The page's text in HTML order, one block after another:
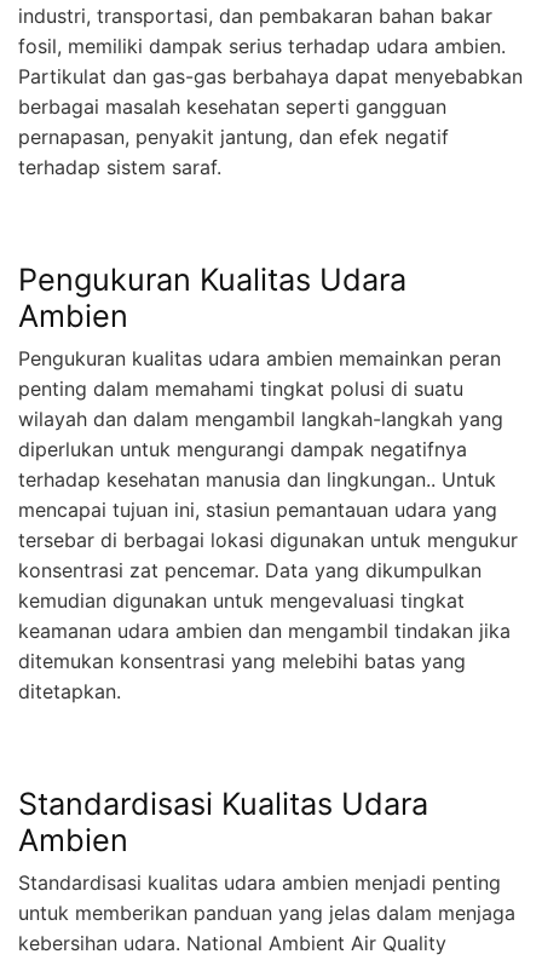
industri, transportasi, dan pembakaran bahan bakar
fosil, memiliki dampak serius terhadap udara ambien.
Partikulat dan gas-gas berbahaya dapat menyebabkan
berbagai masalah kesehatan seperti gangguan
pernapasan, penyakit jantung, dan efek negatif
terhadap sistem saraf.
Pengukuran Kualitas Udara
Ambien
Pengukuran kualitas udara ambien memainkan peran
penting dalam memahami tingkat polusi di suatu
wilayah dan dalam mengambil langkah-langkah yang
diperlukan untuk mengurangi dampak negatifnya
terhadap kesehatan manusia dan lingkungan.. Untuk
mencapai tujuan ini, stasiun pemantauan udara yang
tersebar di berbagai lokasi digunakan untuk mengukur
konsentrasi zat pencemar. Data yang dikumpulkan
kemudian digunakan untuk mengevaluasi tingkat
keamanan udara ambien dan mengambil tindakan jika
ditemukan konsentrasi yang melebihi batas yang
ditetapkan.
Standardisasi Kualitas Udara
Ambien
Standardisasi kualitas udara ambien menjadi penting
untuk memberikan panduan yang jelas dalam menjaga
kebersihan udara. National Ambient Air Quality